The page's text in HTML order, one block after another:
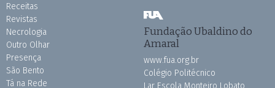
Receitas
Revistas
Necrologia
Outro Olhar
Presença
São Bento
Tá na Rede
Fundação Ubaldino do
Amaral
www.fua.org.br
Colégio Politécnico
Lar Escola Monteiro Lobato